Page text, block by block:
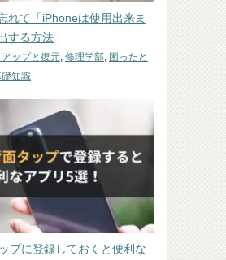
れて「iPhoneは使用出来ま
する方法
アップと復元 修理学部
困ったと
礎知識
プに登録しておくと便利な